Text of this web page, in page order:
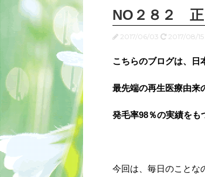
NO２８２ 正
2017/06/03 2017/08/15
こちらのブログは、日
最先端の再生医療由来
発毛率98％の実績をも
今回は、毎日のことな